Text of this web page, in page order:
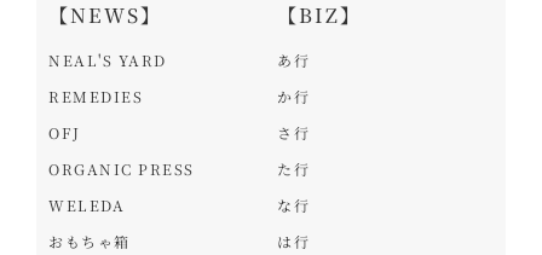
【NEWS】
NEAL'S YARD
REMEDIES
OFJ
ORGANIC PRESS
WELEDA
おもちゃ箱
【BIZ】
あ行
か行
さ行
た行
な行
は行